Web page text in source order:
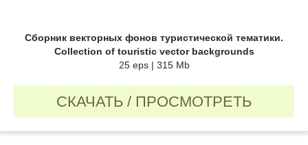
Сборник векторных фонов туристической тематики.
Collection of touristic vector backgrounds
25 eps | 315 Mb
СКАЧАТЬ / ПРОСМОТРЕТЬ